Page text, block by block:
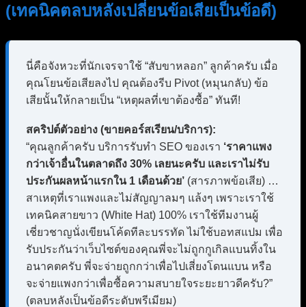
(เทคนิคตลบหลังเปลี่ยนข้อเสียเป็นข้อดี)
นี่คือจังหวะที่นักเจรจาใช้ “สับขาหลอก” ลูกค้าครับ เมื่อ
คุณโยนข้อเสียลงไป คุณต้องรีบ Pivot (หมุนกลับ) ข้อ
เสียนั้นให้กลายเป็น “เหตุผลที่เขาต้องซื้อ” ทันที!
สคริปต์ตัวอย่าง (ขายคอร์สเรียน/บริการ):
“คุณลูกค้าครับ บริการรับทำ SEO ของเรา ‘ราคาแพง
กว่าเจ้าอื่นในตลาดถึง 30% เลยนะครับ และเราไม่รับ
ประกันผลหน้าแรกใน 1 เดือนด้วย’ (สารภาพข้อเสีย) …
สาเหตุที่เราแพงและไม่สัญญาลมๆ แล้งๆ เพราะเราใช้
เทคนิคสายขาว (White Hat) 100% เราใช้ทีมงานผู้
เชี่ยวชาญนั่งเขียนโค้ดทีละบรรทัด ไม่ใช้บอทสแปม เพื่อ
รับประกันว่าเว็บไซต์ของคุณพี่จะไม่ถูกกูเกิลแบนทิ้งใน
อนาคตครับ พี่จะจ่ายถูกกว่าเพื่อไปเสี่ยงโดนแบน หรือ
จะจ่ายแพงกว่าเพื่อซื้อความสบายใจระยะยาวดีครับ?”
(ตลบหลังเป็นข้อดีระดับพรีเมียม)